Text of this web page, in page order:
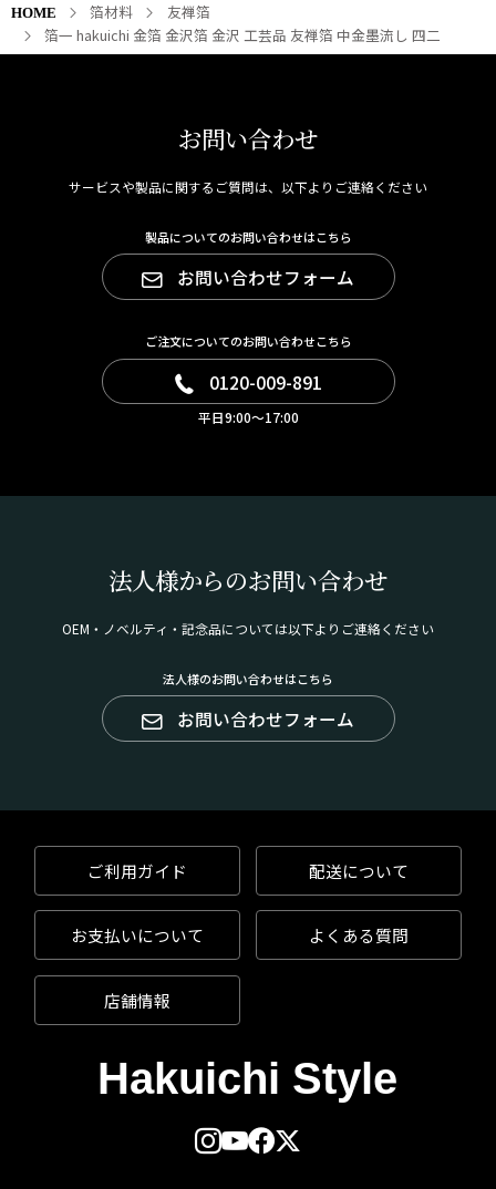
HOME 箔材料
友禅箔
箔一 hakuichi 金箔 金沢箔 金沢 工芸品 友禅箔 中金墨流し 四二
お問い合わせ
サービスや製品に関するご質問は、以下よりご連絡ください
製品についてのお問い合わせはこちら
お問い合わせフォーム
ご注文についてのお問い合わせこちら
0120-009-891
平日9:00～17:00
法人様からのお問い合わせ
OEM・ノベルティ・記念品については以下よりご連絡ください
法人様のお問い合わせはこちら
お問い合わせフォーム
ご利用ガイド 配送について
お支払いについて よくある質問
店舗情報